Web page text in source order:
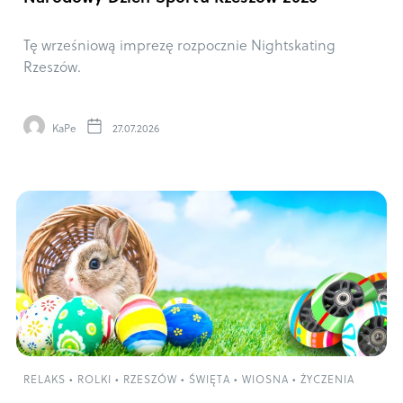
Tę wrześniową imprezę rozpocznie Nightskating
Rzeszów.
KaPe 27.07.2026
RELAKS • ROLKI • RZESZÓW • ŚWIĘTA • WIOSNA • ŻYCZENIA